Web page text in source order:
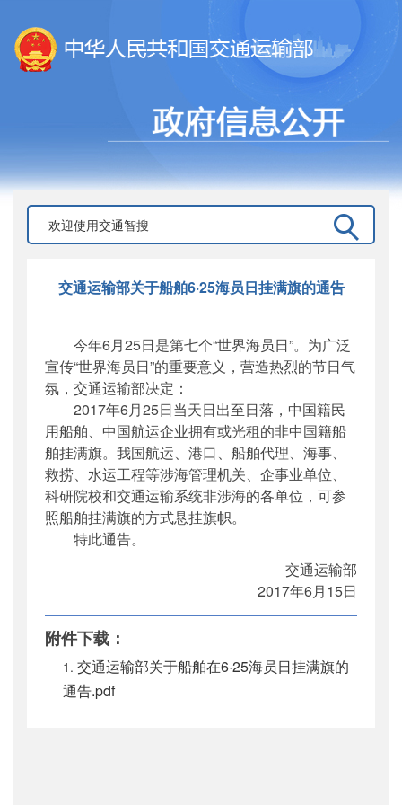
交通运输部关于船舶6·25海员日挂满旗的通告
今年6月25日是第七个“世界海员日”。为广泛
宣传“世界海员日”的重要意义，营造热烈的节日气
氛，交通运输部决定：
2017年6月25日当天日出至日落，中国籍民
用船舶、中国航运企业拥有或光租的非中国籍船
舶挂满旗。我国航运、港口、船舶代理、海事、
救捞、水运工程等涉海管理机关、企事业单位、
科研院校和交通运输系统非涉海的各单位，可参
照船舶挂满旗的方式悬挂旗帜。
特此通告。
交通运输部
2017年6月15日
附件下载：
交通运输部关于船舶在6·25海员日挂满旗的
通告.pdf